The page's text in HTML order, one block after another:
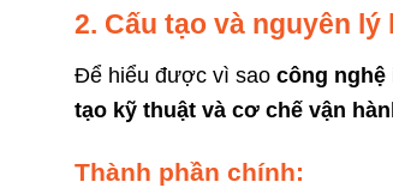
2. Cấu tạo và nguyên
Để hiểu được vì sao công
tạo kỹ thuật và cơ chế vận
Thành phần chính: